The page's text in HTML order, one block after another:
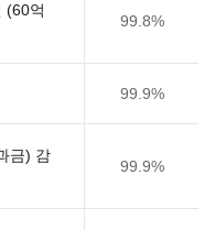
(60억
99.8%
99.9%
금) 감
99.9%